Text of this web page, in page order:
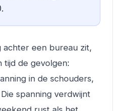
een bureau zit,
tijd de gevolgen:
in de schouders,
spanning verdwijnt